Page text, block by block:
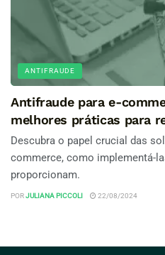
ANTIFRAUDE
Antifraude para e-
melhores práticas para
Descubra o papel crucial das
commerce, como implementá-
proporcionam.
PORJULIANA PICCOLI 22/08/2024